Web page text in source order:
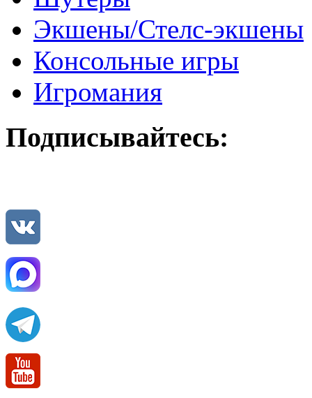
Экшены/Стелс-экшены
Консольные игры
Игромания
Подписывайтесь: